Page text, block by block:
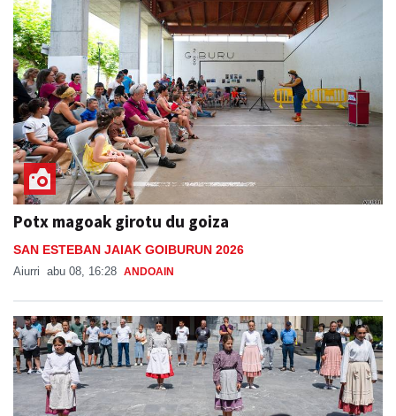
Potx magoak girotu du goiza
SAN ESTEBAN JAIAK GOIBURUN 2026
Aiurri abu 08, 16:28 ANDOAIN